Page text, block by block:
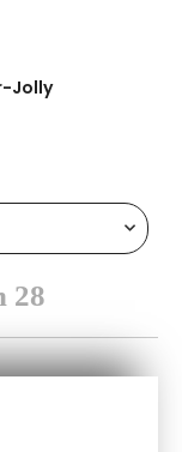
Jolly
28